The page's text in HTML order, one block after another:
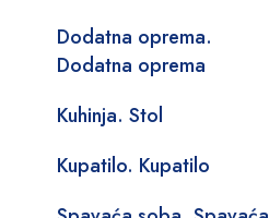
Dodatna oprema.
Dodatna oprema
Kuhinja. Stol
Kupatilo. Kupatilo